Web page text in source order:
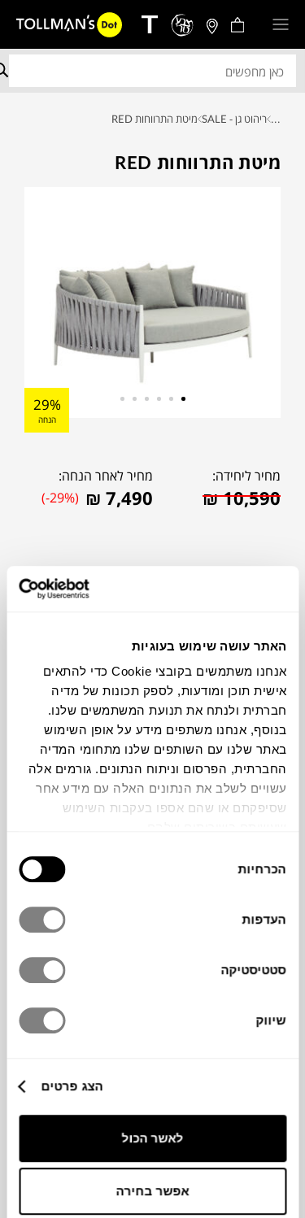
האתר עושה שימוש בעוגיות
אנחנו משתמשים בקובצי Cookie כדי להתאים
אישית תוכן ומודעות, לספק תכונות של מדיה
חברתית ולנתח את תנועת המשתמשים שלנו.
בנוסף, אנחנו משתפים מידע על אופן השימוש
באתר שלנו עם השותפים שלנו מתחומי המדיה
החברתית, הפרסום וניתוח הנתונים. גורמים אלה
עשויים לשלב את הנתונים האלה עם מידע אחר
שסיפקתם או שהם אספו בעקבות השימוש
הסכמה
הכרחיות
העדפות
סטטיסטיקה
שיווק
הצג פרטים
לאשר הכול
אפשר בחירה
... ריהוט גן - SALE מיטת התרווחות RED
מיטת התרווחות RED
29%
הנחה
מחיר ליחידה:
₪10,590
מחיר לאחר הנחה:
₪ 7,490
(-29%)
להדמיית AI Design
תוכלו למצוא אותי ב:
ואלגנטיים. המערכת עמידה לתנאי חוץ ואינה
145X160X82H